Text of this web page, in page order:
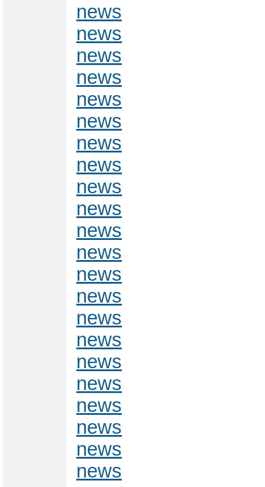
news
news
news
news
news
news
news
news
news
news
news
news
news
news
news
news
news
news
news
news
news
news